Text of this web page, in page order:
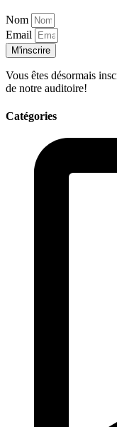
Nom
Email
M'inscrire
Vous êtes désormais
de notre auditoire!
Catégories